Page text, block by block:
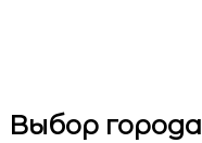
Выбор города